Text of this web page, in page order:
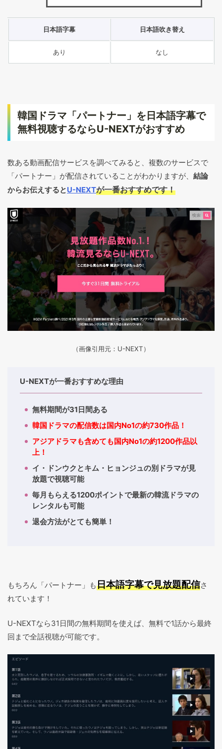
日本語字幕 日本語吹き替え
あり なし
韓国ドラマ「パートナー」を日本語字幕で
無料視聴するならU-NEXTがおすすめ
数ある動画配信サービスを調べてみると、複数のサービスで
「パートナー」が配信されていることがわかりますが、 結論
からお伝えするとU-NEXTが一番おすすめです！
（画像引用元：U-NEXT）
U-NEXTが一番おすすめな理由
無料期間が31日間ある
韓国ドラマの配信数は国内No1の約730作品！
アジアドラマも含めても国内No1の約1200作品以
上！
イ・ドンウクとキム・ヒョンジュの別ドラマが見
放題で視聴可能
毎月もらえる1200ポイントで最新の韓流ドラマの
レンタルも可能
退会方法がとても簡単！
もちろん「パートナー」も日本語字幕で見放題配信さ
れています！
U-NEXTなら31日間の無料期間を使えば、無料で1話から最終
回まで全話視聴が可能です。